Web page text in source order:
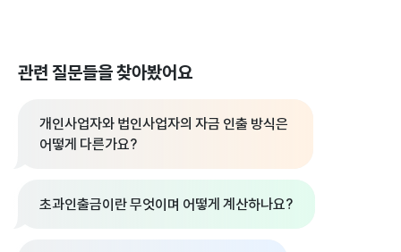
관련 질문들을 찾아봤어요
개인사업자와 법인사업자의 자금 인출 방식은
어떻게 다른가요?
초과인출금이란 무엇이며 어떻게 계산하나요?